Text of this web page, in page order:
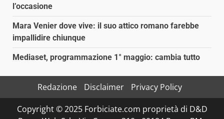
l’occasione
Mara Venier dove vive: il suo attico romano farebbe
impallidire chiunque
Mediaset, programmazione 1° maggio: cambia tutto
Redazione Disclaimer
Privacy Policy
Copyright © 2025 Forbiciate.com proprietà di D&D